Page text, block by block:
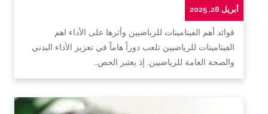
أبريل 28, 2025
فوائد أهم الفيتامينات للرياضيين وأثرها على الأداء اهم
الفيتامينات للرياضيين تلعب دوراً هاماً في تعزيز الأداء البدني
والصحة العامة للرياضيين. إذ يعتبر الحص…